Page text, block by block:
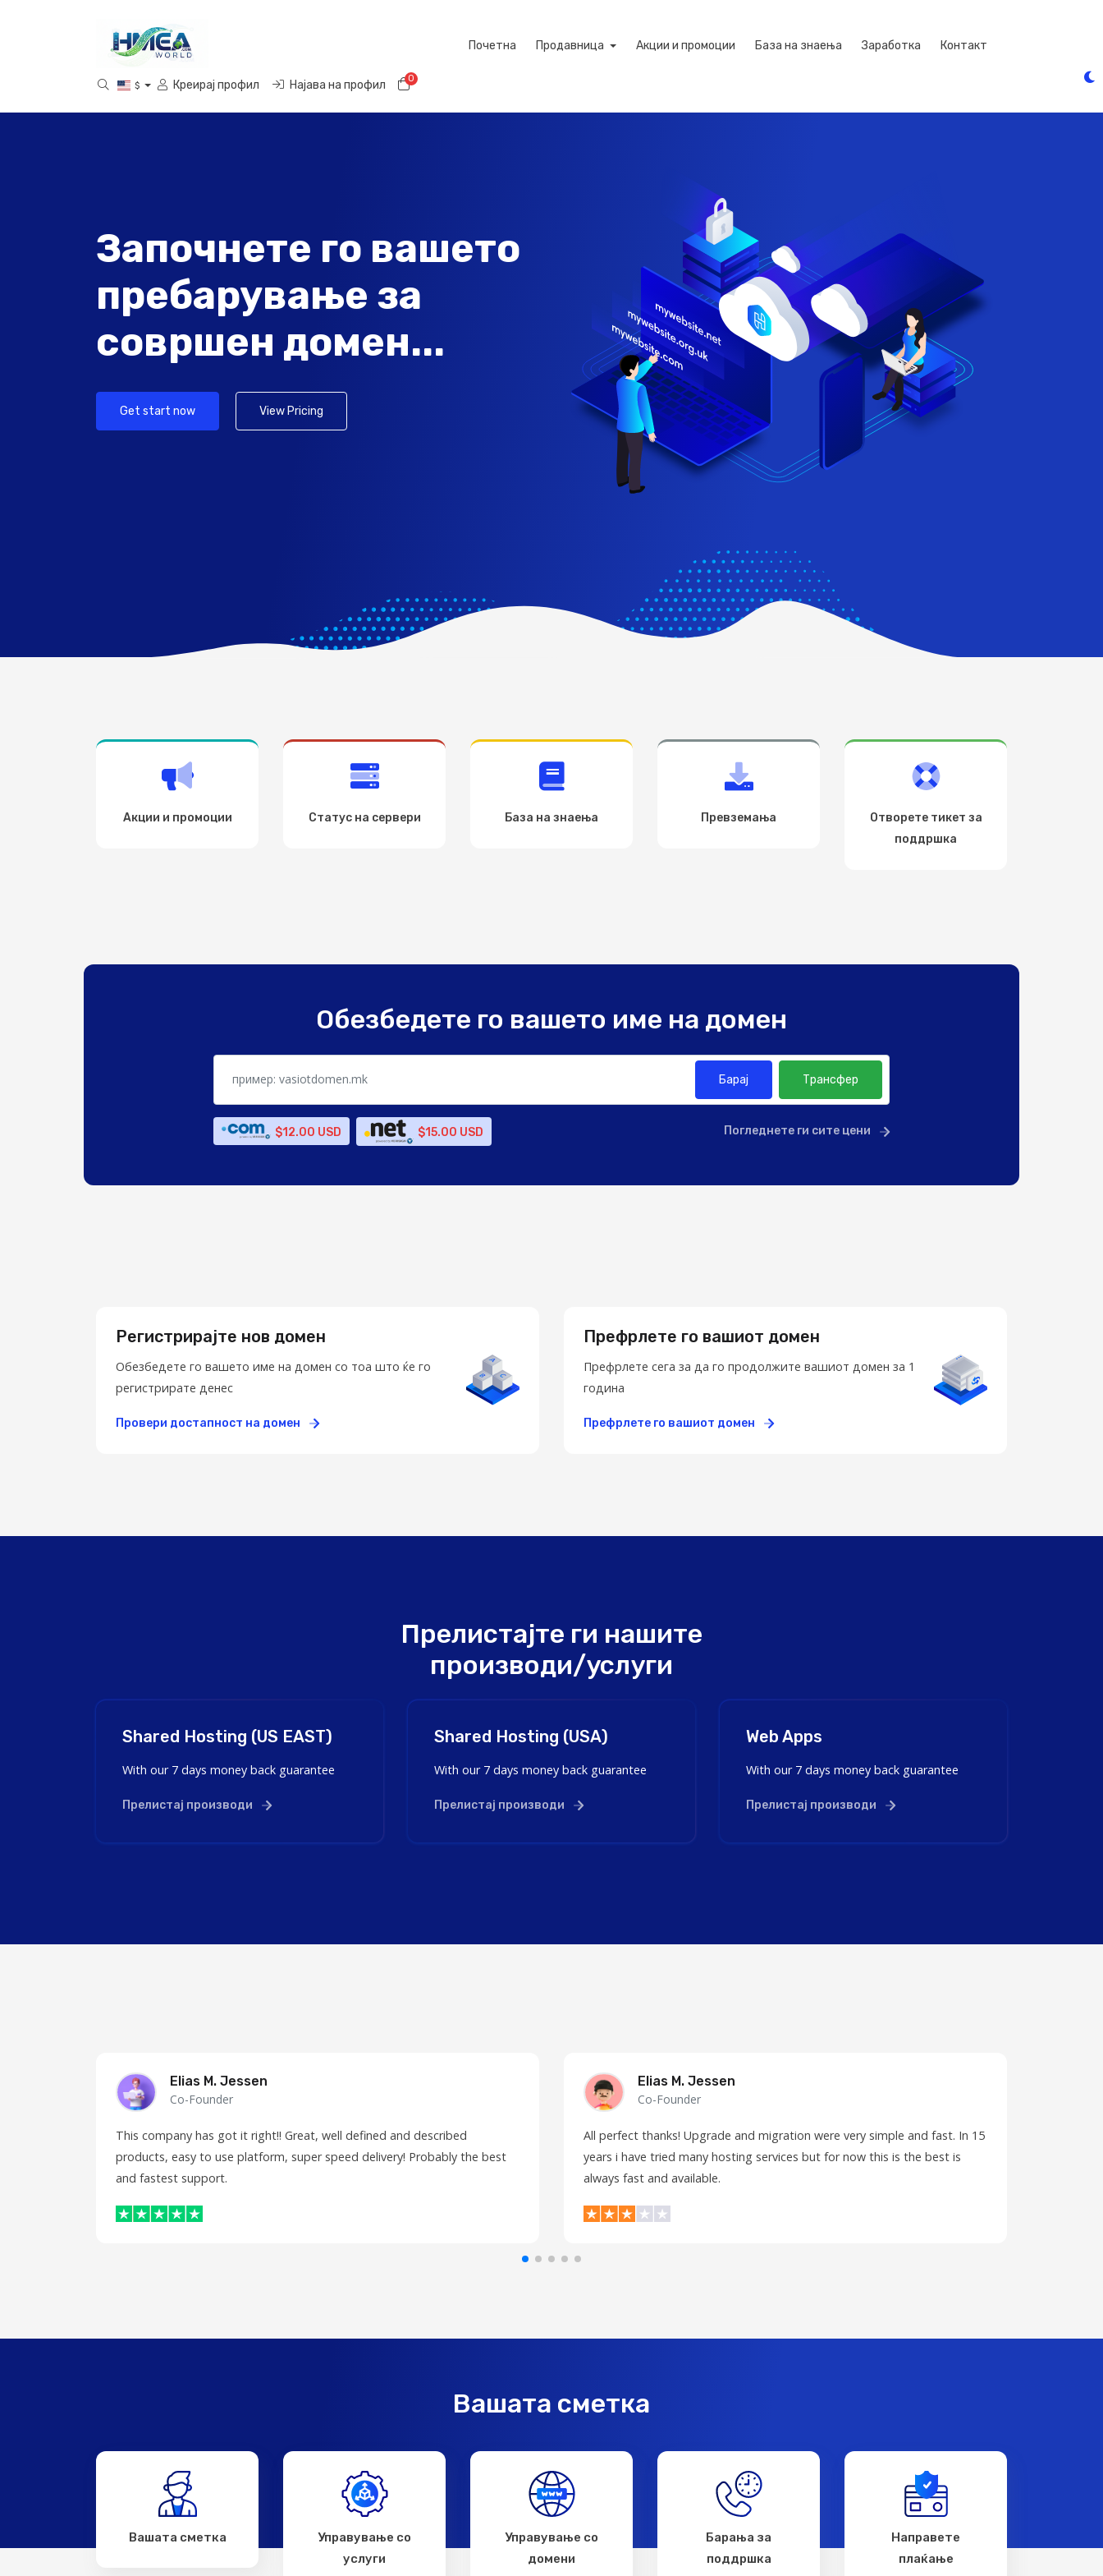
Почетна Продавница Акции и промоции База на знаења Заработка Контакт
$ Креирај профил Најава на профил 0Потрошувачка кошничка
Започнете го вашето
пребарување за
совршен домен...
Get start now View Pricing
Акции и промоции Статус на сервери База на знаења Превземања
Отворете тикет за
поддршка
Обезбедете го вашето име на домен
Барај Трансфер
$12.00 USD $15.00 USD Погледнете ги сите цени
Регистрирајте нов домен
Обезбедете го вашето име на домен со тоа што ќе го
регистрирате денес
Провери достапност на домен
Префрлете го вашиот домен
Префрлете сега за да го продолжите вашиот домен за 1
година
Префрлете го вашиот домен
Прелистајте ги нашите
производи/услуги
Shared Hosting (US EAST)
With our 7 days money back guarantee
Прелистај производи
Shared Hosting (USA)
With our 7 days money back guarantee
Прелистај производи
Web Apps
With our 7 days money back guarantee
Прелистај производи
Elias M. Jessen
Co-Founder
This company has got it right!! Great, well defined and described
products, easy to use platform, super speed delivery! Probably the best
and fastest support.
Elias M. Jessen
Co-Founder
All perfect thanks! Upgrade and migration were very simple and fast. In 15
years i have tried many hosting services but for now this is the best is
always fast and available.
Вашата сметка
Вашата сметка
Управување со
услуги
Управување со
домени
Барања за
поддршка
Направете
плаќање